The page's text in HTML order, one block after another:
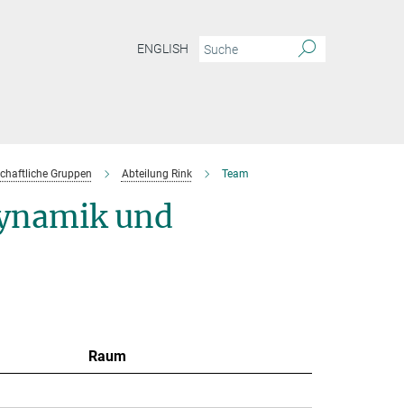
ENGLISH
Gruppen Abteilung Rink Team
und
Raum